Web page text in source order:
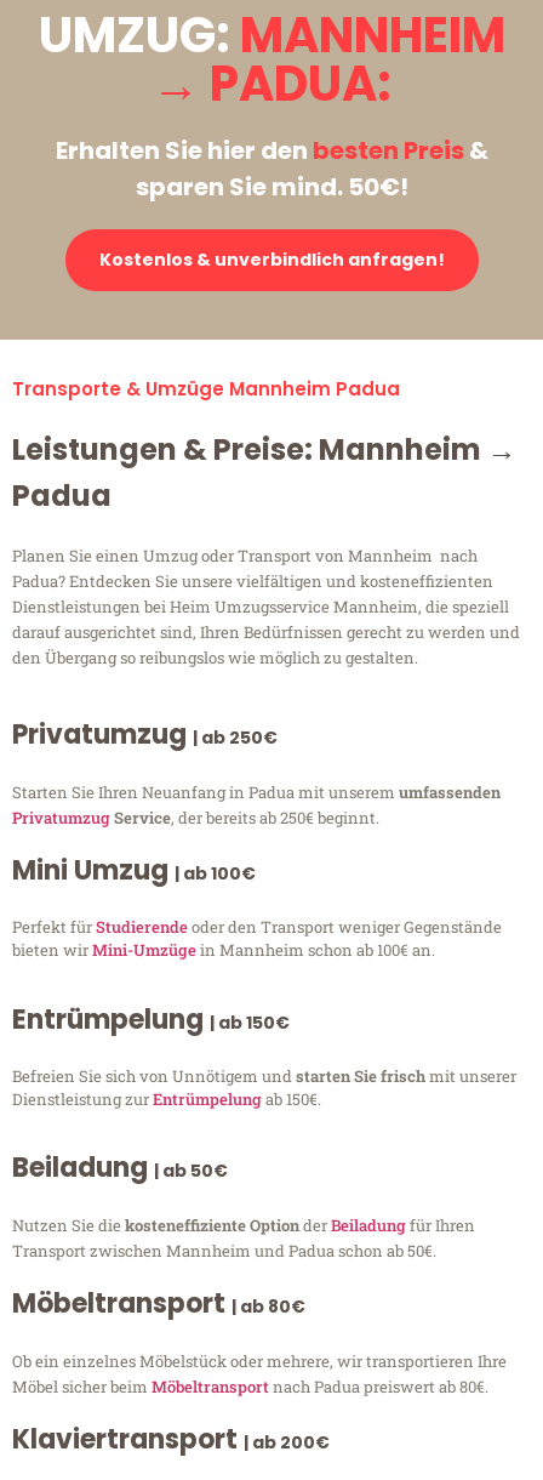
UMZUG: MANNHEIM
→ PADUA:
Erhalten Sie hier den besten Preis&
sparen Sie mind. 50€!
Kostenlos & unverbindlich anfragen!
Transporte & Umzüge Mannheim Padua
Leistungen & Preise: Mannheim →
Padua
Planen Sie einen Umzug oder Transport von Mannheim nach
Padua? Entdecken Sie unsere vielfältigen und kosteneffizienten
Dienstleistungen bei Heim Umzugsservice Mannheim, die speziell
darauf ausgerichtet sind, Ihren Bedürfnissen gerecht zu werden und
den Übergang so reibungslos wie möglich zu gestalten.
Privatumzug | ab 250€
Starten Sie Ihren Neuanfang in Padua mit unserem umfassenden
PrivatumzugService, der bereits ab 250€ beginnt.
Mini Umzug | ab 100€
Perfekt fürStudierendeoder den Transport weniger Gegenstände
bieten wirMini-Umzügein Mannheim schon ab 100€ an.
Entrümpelung | ab 150€
Befreien Sie sich von Unnötigem undstarten Sie frischmit unserer
Dienstleistung zurEntrümpelungab 150€.
Beiladung | ab 50€
Nutzen Sie diekosteneffiziente OptionderBeiladungfür Ihren
Transport zwischen Mannheim und Padua schon ab 50€.
Möbeltransport | ab 80€
Ob ein einzelnes Möbelstück oder mehrere, wir transportieren Ihre
Möbel sicher beim Möbeltransportnach Padua preiswert ab 80€.
Klaviertransport | ab 200€